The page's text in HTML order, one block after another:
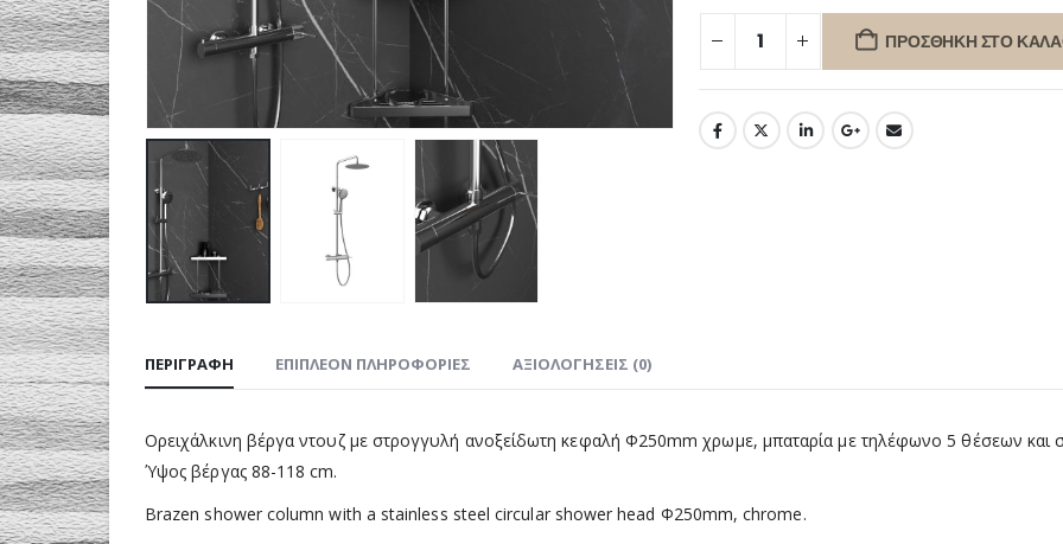
ΠΡΟΣΘΉΚΗ ΣΤΟ
ΠΕΡΙΓΡΑΦΉ ΕΠΙΠΛΈΟΝ ΠΛΗΡΟΦΟΡΊΕΣ ΑΞΙΟΛΟΓΉΣΕΙΣ (0)
Ορειχάλκινη βέργα ντουζ με στρογγυλή ανοξείδωτη κεφαλή Φ250mm χρωμε, μπαταρία με τηλέφωνο 5 θέσεων και
Ύψος βέργας 88-118 cm.
Brazen shower column with a stainless steel circular shower head Φ250mm, chrome.